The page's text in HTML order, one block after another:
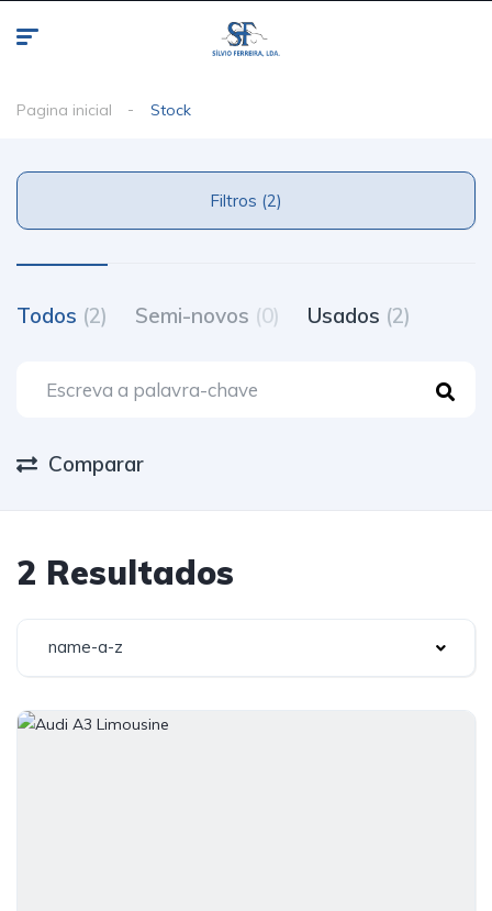
Pagina inicial Stock
Filtros (2)
Todos (2) Semi-novos (0) Usados (2)
Comparar
2 Resultados
name-a-z